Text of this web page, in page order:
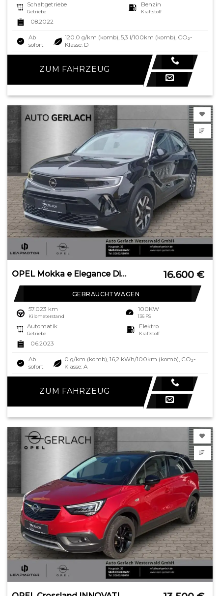
Schaltgetriebe
Getriebe
Benzin
Kraftstoff
08.2022
Ab
sofort
120.0 g/km (komb), 5,3 l/100km (komb), CO₂-
Klasse: D
ZUM FAHRZEUG
OPEL Mokka e Elegance Digitales Cockpit LED Apple Car 16.600 €
GEBRAUCHTWAGEN
57.023 km
Kilometerstand
100KW
136 PS
Automatik
Getriebe
Elektro
Kraftstoff
06.2023
Ab
sofort
0 g/km (komb), 16,2 kWh/100km (komb), CO₂-
Klasse: A
ZUM FAHRZEUG